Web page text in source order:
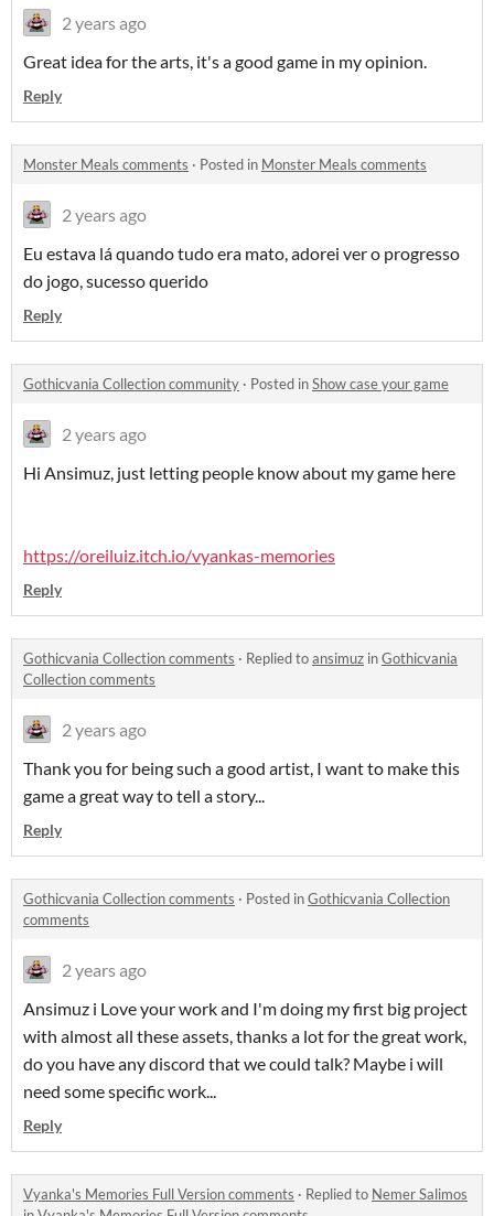
2 years ago
Great idea for the arts, it's a good game in my opinion.
Reply
Monster Meals comments · Posted in Monster Meals comments
2 years ago
Eu estava lá quando tudo era mato, adorei ver o progresso
do jogo, sucesso querido
Reply
Gothicvania Collection community · Posted inShow case your game
2 years ago
Hi Ansimuz, just letting people know about my game here
https://oreiluiz.itch.io/vyankas-memories
Reply
Gothicvania Collection comments · Replied toansimuz inGothicvania
Collection comments
2 years ago
Thank you for being such a good artist, I want to make this
game a great way to tell a story...
Reply
Gothicvania Collection comments · Posted inGothicvania Collection
comments
2 years ago
Ansimuz i Love your work and I'm doing my first big project
with almost all these assets, thanks a lot for the great work,
do you have any discord that we could talk? Maybe i will
need some specific work...
Reply
Vyanka's Memories Full Version comments · Replied to Nemer Salimos